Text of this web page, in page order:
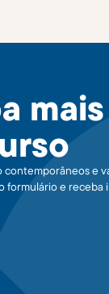
contemporâneos e
formulário e receba